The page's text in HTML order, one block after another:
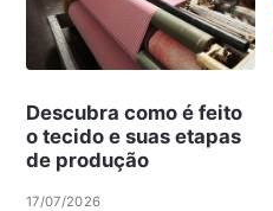
Descubra como é feito
o tecido e suas etapas
de produção
17/07/2026